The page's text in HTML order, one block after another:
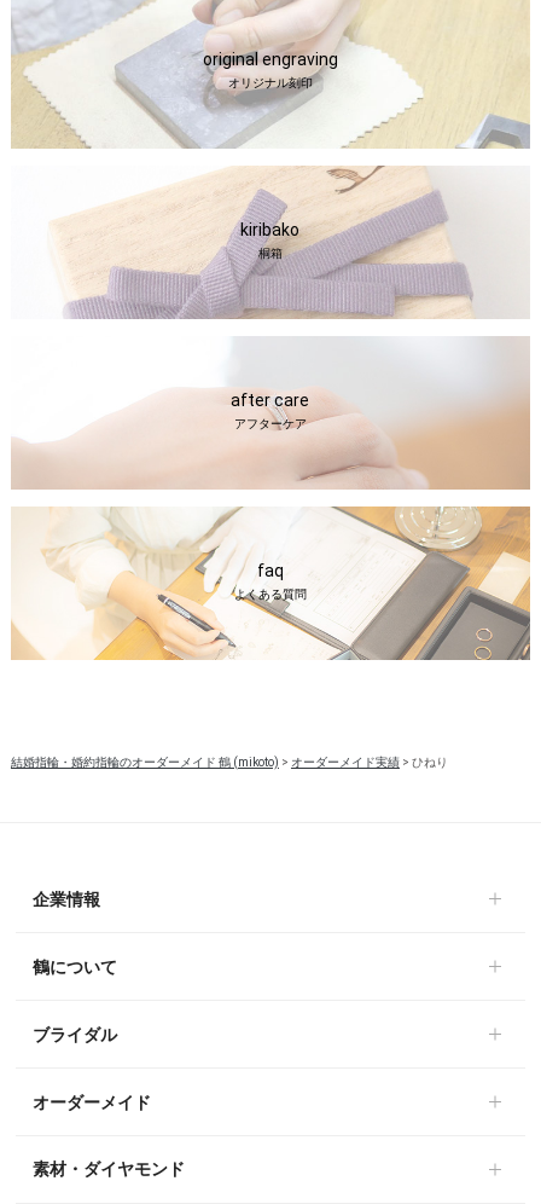
original engraving
オリジナル刻印
kiribako
桐箱
after care
アフターケア
faq
よくある質問
結婚指輪・婚約指輪のオーダーメイド 鶴 (mikoto) > オーダーメイド実績> ひねり
企業情報
鶴について
ブライダル
オーダーメイド
素材・ダイヤモンド